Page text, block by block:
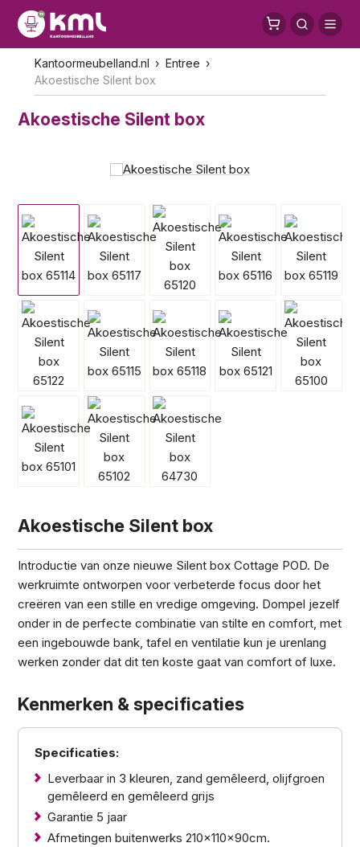
Kantoormeubelland.nl
Entree
Akoestische Silent box
Akoestische Silent box
Akoestische Silent box
Introductie van onze nieuwe Silent box Cottage POD. De
werkruimte ontworpen voor verbeterde focus door het
creëren van een stille en vredige omgeving. Dompel jezelf
onder in de perfecte combinatie van stilte en comfort, met
een ingebouwde bank, tafel en ventilatie kun je urenlang
werken zonder dat dit ten koste gaat van comfort of luxe.
Kenmerken & specificaties
Specificaties:
Leverbaar in 3 kleuren, zand gemêleerd, olijfgroen
gemêleerd en gemêleerd grijs
Garantie 5 jaar
Afmetingen buitenwerks 210x110x90cm.